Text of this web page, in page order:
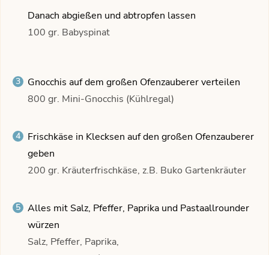
Danach abgießen und abtropfen lassen
100 gr. Babyspinat
Gnocchis auf dem großen Ofenzauberer verteilen
800 gr. Mini-Gnocchis (Kühlregal)
Frischkäse in Klecksen auf den großen Ofenzauberer
geben
200 gr. Kräuterfrischkäse, z.B. Buko Gartenkräuter
Alles mit Salz, Pfeffer, Paprika und Pastaallrounder
würzen
Salz, Pfeffer, Paprika,